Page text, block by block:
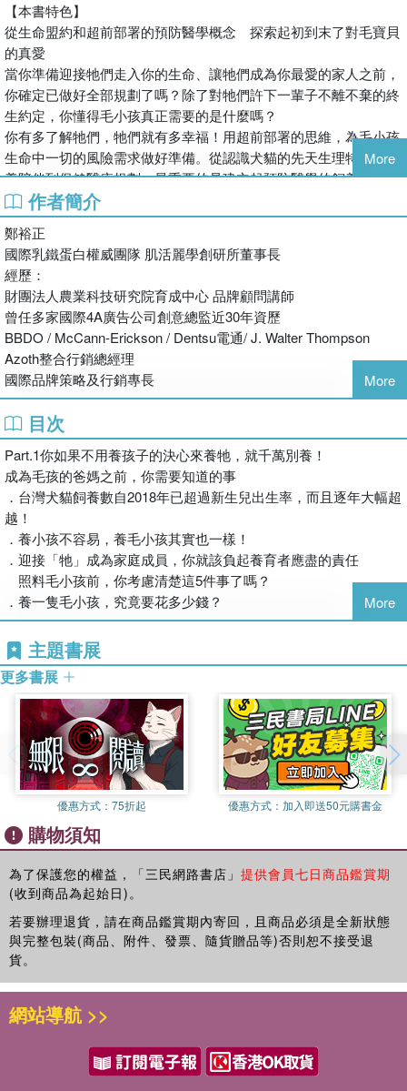
【本書特色】
從生命盟約和超前部署的預防醫學概念 探索起初到末了對毛寶貝
的真愛
當你準備迎接牠們走入你的生命、讓牠們成為你最愛的家人之前，
你確定已做好全部規劃了嗎？除了對牠們許下一輩子不離不棄的終
生約定，你懂得毛小孩真正需要的是什麼嗎？
你有多了解牠們，牠們就有多幸福！用超前部署的思維，為毛小孩
生命中一切的風險需求做好準備。從認識犬貓的先天生理特質、教
養陪伴到保健醫療規劃，最重要的是建立起預防醫學的飼養觀念，
就能以最輕省的方式照顧好毛小孩的身體健康，不讓生命中留下遺
憾，是本書最重要的宗旨。
☆本書特色
以倡議「寵物預防醫學」的角度切入，
教導飼主從認識毛孩先天的生理特質、教養陪伴到保健醫療規劃
以及超級營養素－乳鐵蛋白的保養保健應用知識傳遞
為毛小孩提供良好的生活品質與減輕醫療負擔
趙少康 前中國廣播公司董事長知名主持人
錢胡家琪 YWCA 中華民國基督教女青年會協會理事長
蘭萱 知名節目主持人
李秀媛 知名節目主持人
Davis 社團法人貓咪也瘋狂公益協會理事長＆Facebook「貓咪也
瘋狂俱樂部 CrazyCat club」社團社長
夏嘉璐 知名主播＆主持人＆podcaster
許文靜 美國南加大眼科醫師＆台北青青學苑婚姻／親子講座講師
邱順慶 紅隼兆生醫股份有限公司執行長
黃郁純 大腸直腸外科醫師
More
作者簡介
鄭裕正
國際乳鐵蛋白權威團隊 肌活麗學創研所董事長
經歷：
財團法人農業科技研究院育成中心 品牌顧問講師
曾任多家國際4A廣告公司創意總監近30年資歷
BBDO / McCann-Erickson / Dentsu電通/ J. Walter Thompson
Azoth整合行銷總經理
國際品牌策略及行銷專長
劉以立
國立臺灣大學臨床動物醫學研究所副教授
經歷：
擁有日本東京大學獸醫學博士學位，並教授多門課程，如流浪動物
醫學入門、流浪動物醫學及實習、骨再生醫學概論、臨床討論、小
動物外科學、小動物外科手術及實習等。此外，也積極帶領學生參
與社會服務，曾帶領學生為民間動物收容所的犬隻進行疫苗注射，
定期在收容所和偏鄉進行絕育服務。
More
目次
Part.1你如果不用養孩子的決心來養牠，就千萬別養！
成為毛孩的爸媽之前，你需要知道的事
．台灣犬貓飼養數自2018年已超過新生兒出生率，而且逐年大幅超
越！
．養小孩不容易，養毛小孩其實也一樣！
．迎接「牠」成為家庭成員，你就該負起養育者應盡的責任
照料毛小孩前，你考慮清楚這5件事了嗎？
．養一隻毛小孩，究竟要花多少錢？
Part.2寵愛牠，你該懂的就不能只是皮毛
2-1他們與毛孩的故事，成為最動人的一生盟約
．從照顧自家毛小孩，到創辦狗狗身心健康的幼兒園之路
．為老去的狗狗加強保養保健照顧，希望能愛牠更久、更久
．毛小孩的健康，就是我們的快樂來源
．及早發現避免疾病的惡化，就能減少後續的醫療成本及毛孩苦痛
．兩隻貓的重生之路，也是我們對毛孩的承諾
．預防疾病的發生，是所有毛孩爸媽負責任的態度與心願
2-2你有多了解牠們，牠們就有多幸福
．毛孩的重要開銷，你希望花在未來的醫療照護，還是當下的保健
預防呢？
．因為愛，你會知道毛小孩的預防保健對你和牠都很重要
預防醫學＝提前照顧，不讓愛徒留遺憾
．全球毛孩預防保健觀念大崛起，你跟上了嗎？
．毛孩健康不只是三餐責任，營養補充與日常保養，才能讓牠真正
．為毛孩做好預防醫學，「找健康」比「找疾病」來得好！
．生病不只是花錢的開始，更是毛孩痛苦的開始
More
主題書展
更多書展
優惠方式： 75折起 優惠方式： 加入即送50元購書金
購物須知
為了保護您的權益，「三民網路書店」 提供會員七日商品鑑賞期
(收到商品為起始日)。
若要辦理退貨，請在商品鑑賞期內寄回，且商品必須是全新狀態
與完整包裝(商品、附件、發票、隨貨贈品等)否則恕不接受退
貨。
網站導航 >>